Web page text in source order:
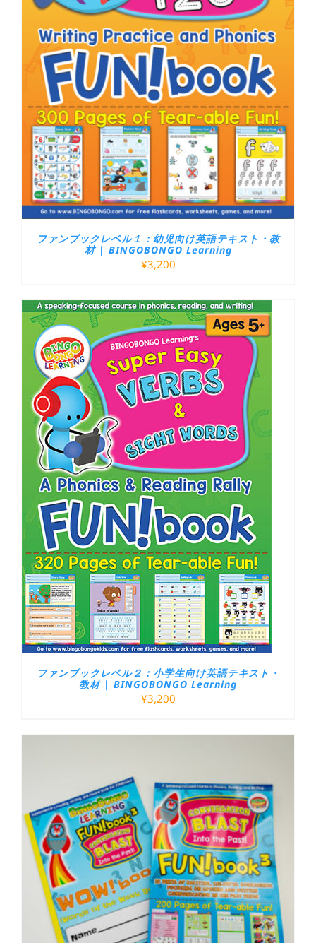
ファンブックレベル１：幼児向け英語テキスト・教
材 | BINGOBONGO Learning
¥3,200
ファンブックレベル２：小学生向け英語テキスト・
教材 | BINGOBONGO Learning
¥3,200